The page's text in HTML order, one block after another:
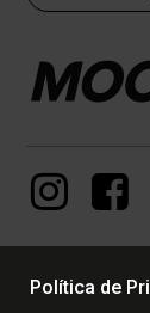
Política de